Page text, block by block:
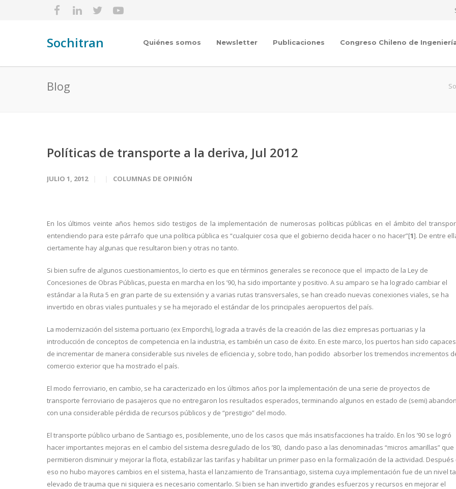
Sochitran Quiénes somos Newsletter Publicaciones Congreso Chileno de
Blog
Políticas de transporte a la deriva, Jul 2012
JULIO 1, 2012 COLUMNAS DE OPINIÓN
En los últimos veinte años hemos sido testigos de la implementación de numerosas políticas públicas en el ámbito del
entendiendo para este párrafo que una política pública es “cualquier cosa que el gobierno decida hacer o no hacer”[1]. De entre
ciertamente hay algunas que resultaron bien y otras no tanto.
Si bien sufre de algunos cuestionamientos, lo cierto es que en términos generales se reconoce que el impacto de la Ley de
Concesiones de Obras Públicas, puesta en marcha en los ’90, ha sido importante y positivo. A su amparo se ha logrado cambiar el
estándar a la Ruta 5 en gran parte de su extensión y a varias rutas transversales, se han creado nuevas conexiones viales, se ha
invertido en obras viales puntuales y se ha mejorado el estándar de los principales aeropuertos del país.
La modernización del sistema portuario (ex Emporchi), lograda a través de la creación de las diez empresas portuarias y la
introducción de conceptos de competencia en la industria, es también un caso de éxito. En este marco, los puertos han sido capaces
de incrementar de manera considerable sus niveles de eficiencia y, sobre todo, han podido absorber los tremendos incrementos
comercio exterior que ha mostrado el país.
El modo ferroviario, en cambio, se ha caracterizado en los últimos años por la implementación de una serie de proyectos de
transporte ferroviario de pasajeros que no entregaron los resultados esperados, terminando algunos en estado de (semi)
con una considerable pérdida de recursos públicos y de “prestigio” del modo.
El transporte público urbano de Santiago es, posiblemente, uno de los casos que más insatisfacciones ha traído. En los ’90 se logró
hacer importantes mejoras en el cambio del sistema desregulado de los ’80, dando paso a las denominadas “micros amarillas” que
permitieron disminuir y mejorar la flota, estabilizar las tarifas y habilitar un primer paso en la formalización de la actividad. Después
eso no hubo mayores cambios en el sistema, hasta el lanzamiento de Transantiago, sistema cuya implementación fue de un nivel
elevado de trauma que ni siquiera es necesario comentarlo. Si bien se han invertido grandes esfuerzos y recursos en mejorar el